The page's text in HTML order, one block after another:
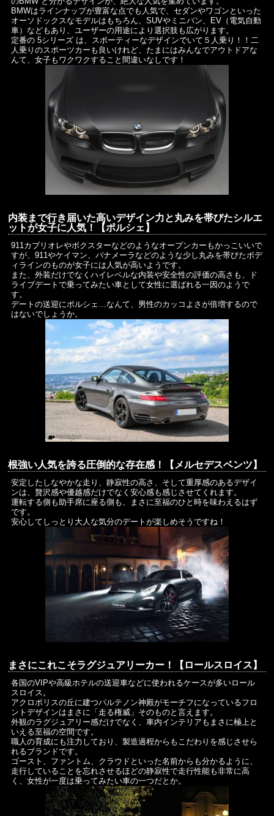
BMWはラインナップが豊富な点でも人気で、セダンやワゴンといった
オーソドックスなモデルはもちろん、SUVやミニバン、EV（電気自動
車）などもあり、ユーザーの用途により選択肢も広がります。
定番の 5シリーズ は、スポーティーなデザインでいて５人乗り！！二
人乗りのスポーツカーも良いけれど、たまにはみんなでアウトドアな
んて、女子もワクワクすること間違いなしです！
内装まで行き届いた高いデザイン力と丸みを帯びたシルエ
ットが女子に人気！【ポルシェ】
911カブリオレやボクスターなどのようなオープンカーもかっこいいで
すが、911やケイマン、パナメーラなどのような少し丸みを帯びたボデ
ィラインのものが女子には人気が高いようです。
また、外装だけでなくハイレベルな内装や安全性の評価の高さも、ド
ライブデートで乗ってみたい車として女性に選ばれる一因のようで
す。
デートの送迎にポルシェ…なんて、男性のカッコよさが倍増するので
はないでしょうか。
根強い人気を誇る圧倒的な存在感！【メルセデスベンツ】
安定したしなやかな走り、静寂性の高さ、そして重厚感のあるデザイ
ンは、贅沢感や優越感だけでなく安心感も感じさせてくれます。
運転する側も助手席に座る側も、まさに至福のひと時を味わえるはず
です。
安心してしっとり大人な気分のデートが楽しめそうですね！
まさにこれこそラグジュアリーカー！【ロールスロイス】
各国のVIPや高級ホテルの送迎車などに使われるケースが多いロール
スロイス。
アクロポリスの丘に建つパルテノン神殿がモーチフになっているフロ
ントデザインはまさに「走る権威」そのものと言えます。
外観のラグジュアリー感だけでなく、車内インテリアもまさに極上と
いえる至福の空間です。
職人の育成にも注力しており、製造過程からもこだわりを感じさせら
れるブランドです。
ゴースト、ファントム、クラウドといった名前からも分かるように、
走行していることを忘れさせるほどの静寂性で走行性能も非常に高
く、女性が一度は乗ってみたい車の一つだとか。